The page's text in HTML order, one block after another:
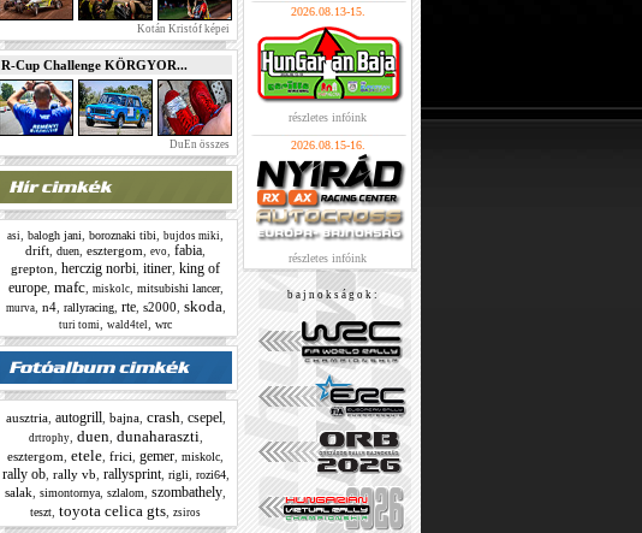
Kotán Kristóf képei
R-Cup Challenge KÖRGYOR...
DuEn összes
asi balogh jani boroznaki tibi bujdos miki
drift duen esztergom evo fabia
grepton herczig norbi itiner king of
europe, mafc, miskolc, mitsubishi lancer,
murva, n4, rallyracing, rte, s2000 skoda
turi tomi wald4tel wrc
ausztria, autogrill bajna, crash csepel
drtrophy, duen dunaharaszti
esztergom etele frici gemer miskolc
rally ob, rally vb rallysprint, rigli rozi64,
salak
simontornya szlalom szombathely
teszt toyota celica gts zsiros
2026.08.13-15.
részletes infóink
2026.08.15-16.
részletes infóink
b a j n o k s á g o k :